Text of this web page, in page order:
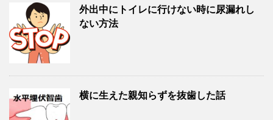
外出中にトイレに行けない時に尿漏れし
ない方法
横に生えた親知らずを抜歯した話